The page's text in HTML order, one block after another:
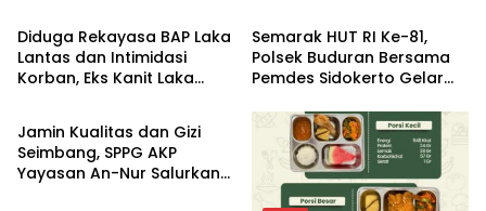
Diduga Rekayasa BAP Laka
Lantas dan Intimidasi
Korban, Eks Kanit Laka
Polda Jatim
Semarak HUT RI Ke-81,
Polsek Buduran Bersama
Pemdes Sidokerto Gelar
Berita
Jamin Kualitas dan Gizi
Seimbang, SPPG AKP
Yayasan An-Nur Salurkan